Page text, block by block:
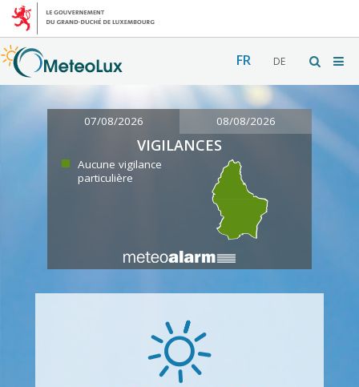
FR DE
07/08/2026 08/08/2026
VIGILANCES
Aucune vigilance
particulière